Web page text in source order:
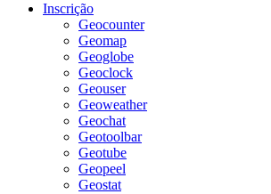
Inscrição
Geocounter
Geomap
Geoglobe
Geoclock
Geouser
Geoweather
Geochat
Geotoolbar
Geotube
Geopeel
Geostat